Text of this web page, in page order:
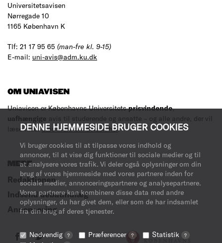
DENNE HJEMMESIDE BRUGER COOKIES
Vi bruger cookies til at tilpasse vores indhold og
annoncer, til at vise dig funktioner til sociale medier og til
at analysere vores trafik. Vi deler også oplysninger om din
brug af vores hjemmeside med vores partnere inden for
sociale medier, annonceringspartnere og analysepartnere.
Vores partnere kan kombinere disse data med andre
oplysninger, du har givet dem, eller som de har indsamlet
fra din brug af deres tjenester.
Nødvendig ? Præferencer ? Statistik ?
Universitetsavisen
Nørregade 10
1165 København K
Tlf: 21 17 95 65 (man-fre kl. 9-15)
E-mail: uni-avis@adm.ku.dk
OM UNIAVISEN
Uniavisen er Københavns Universitetsprisvindende,
uafhængige avis til studerende og ansatte – og alle andre, der vil
læse med.Læs mere om avisen her.
MERE
Redaktionen
Indsend debatindlæg
Annoncering